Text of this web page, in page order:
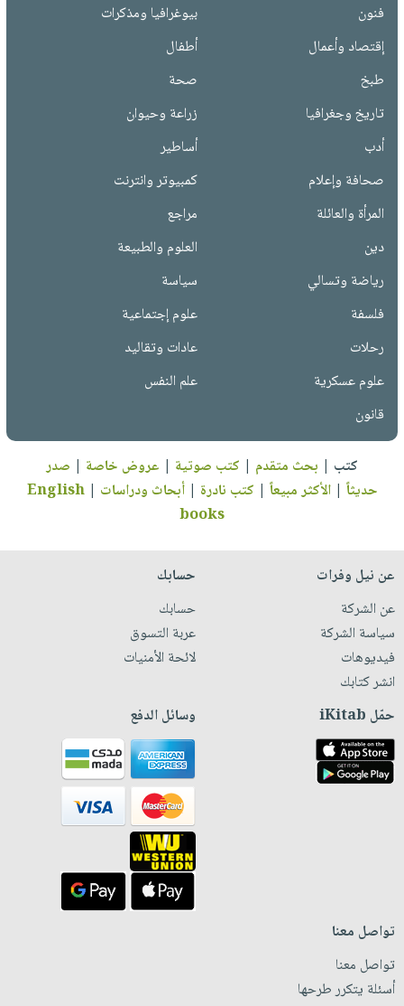
فنون
بيوغرافيا ومذكرات
إقتصاد وأعمال
أطفال
طبخ
صحة
تاريخ وجغرافيا
زراعة وحيوان
أدب
أساطير
صحافة وإعلام
كمبيوتر وانترنت
المرأة والعائلة
مراجع
دين
العلوم والطبيعة
رياضة وتسالي
سياسة
فلسفة
علوم إجتماعية
رحلات
عادات وتقاليد
علوم عسكرية
علم النفس
قانون
كتب | بحث متقدم | كتب صوتية | عروض خاصة | صدر
حديثاً |الأكثر مبيعاً | كتب نادرة |أبحاث ودراسات |
English
books
عن نيل وفرات
عن الشركة
سياسة الشركة
فيديوهات
انشر كتابك
حسابك
حسابك
عربة التسوق
لائحة الأمنيات
حمّل iKitab وسائل الدفع
تواصل معنا
تواصل معنا
أسئلة يتكرر طرحها